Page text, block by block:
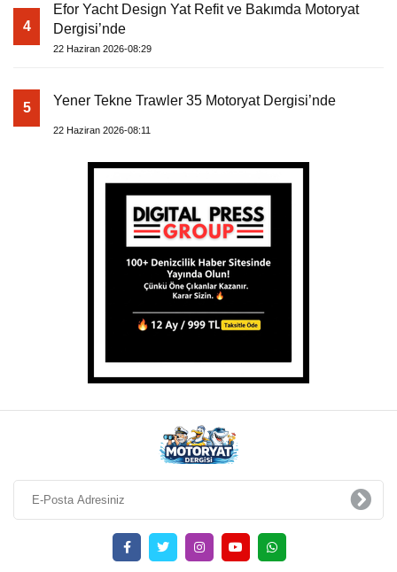
4
Efor Yacht Design Yat Refit ve Bakımda Motoryat
Dergisi’nde
22 Haziran 2026-08:29
5 Yener Tekne Trawler 35 Motoryat Dergisi’nde
22 Haziran 2026-08:11